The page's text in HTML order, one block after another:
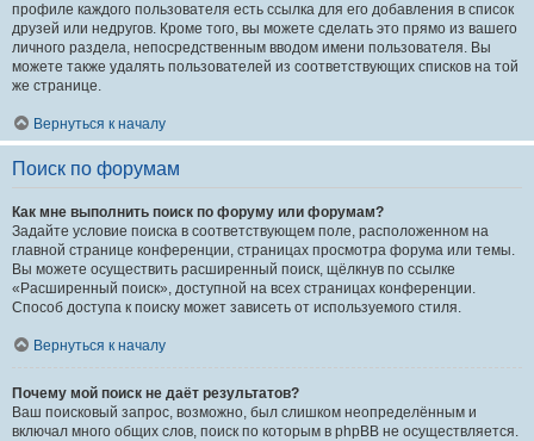
профиле каждого пользователя есть ссылка для его добавления в список
друзей или недругов. Кроме того, вы можете сделать это прямо из вашего
личного раздела, непосредственным вводом имени пользователя. Вы
можете также удалять пользователей из соответствующих списков на той
же странице.
Вернуться к началу
Поиск по форумам
Как мне выполнить поиск по форуму или форумам?
Задайте условие поиска в соответствующем поле, расположенном на
главной странице конференции, страницах просмотра форума или темы.
Вы можете осуществить расширенный поиск, щёлкнув по ссылке
«Расширенный поиск», доступной на всех страницах конференции.
Способ доступа к поиску может зависеть от используемого стиля.
Вернуться к началу
Почему мой поиск не даёт результатов?
Ваш поисковый запрос, возможно, был слишком неопределённым и
включал много общих слов, поиск по которым в phpBB не осуществляется.